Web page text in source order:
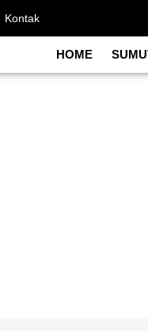
Kontak
HOME